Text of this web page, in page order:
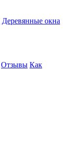
Деревянные окна
Отзывы Как